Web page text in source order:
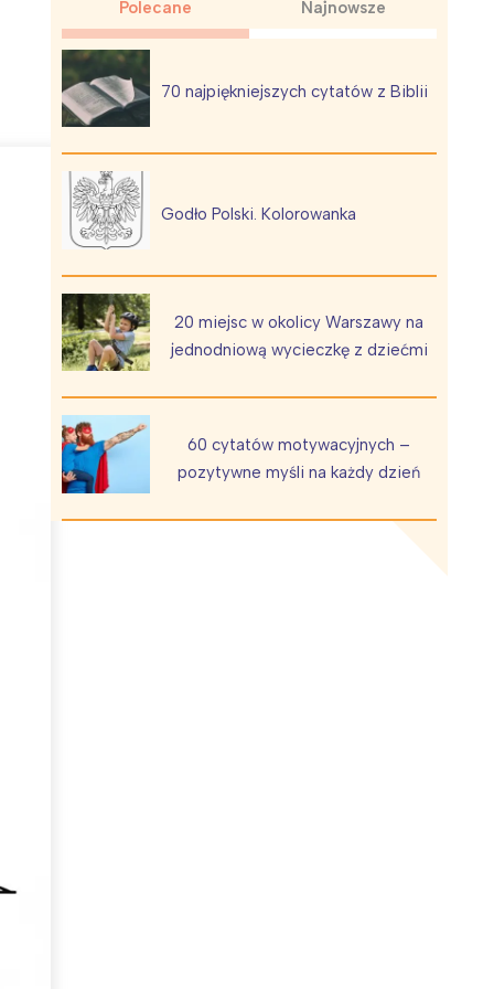
Polecane Najnowsze
70 najpiękniejszych cytatów z Biblii
Godło Polski. Kolorowanka
20 miejsc w okolicy Warszawy na
jednodniową wycieczkę z dziećmi
60 cytatów motywacyjnych –
pozytywne myśli na każdy dzień